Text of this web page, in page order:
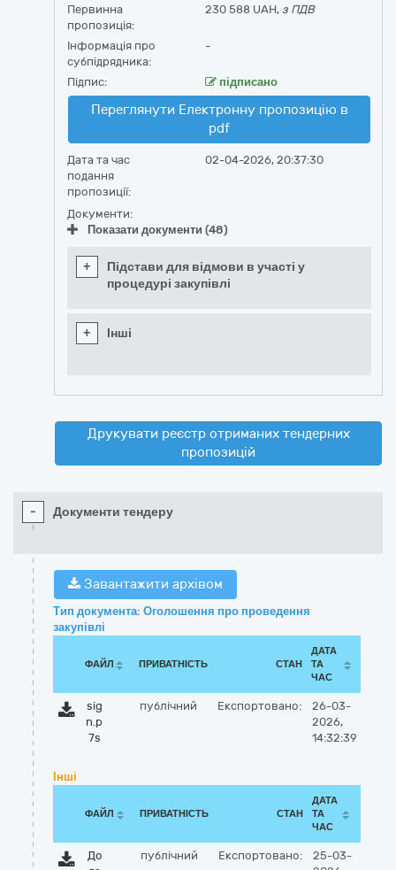
Первинна
пропозиція:
230 588 UAH, з ПДВ
Інформація про
субпідрядника:
-
Підпис: підписано
Переглянути Електронну пропозицію в
pdf
Дата та час
подання
пропозиції:
02-04-2026, 20:37:30
Документи:
Показати документи (48)
+
Підстави для відмови в участі у
процедурі закупівлі
+ Інші
Друкувати реєстр отриманих тендерних
пропозицій
- Документи тендеру
Завантажити архівом
Тип документа: Оголошення про проведення
закупівлі
ФАЙЛ ПРИВАТНІСТЬ СТАН
ДАТА
ТА
ЧАС
sig
n.p
7s
публічний Експортовано:
26-03-
2026,
14:32:39
Інші
ФАЙЛ ПРИВАТНІСТЬ СТАН
ДАТА
ТА
ЧАС
До
публічний Експортовано:
25-03-